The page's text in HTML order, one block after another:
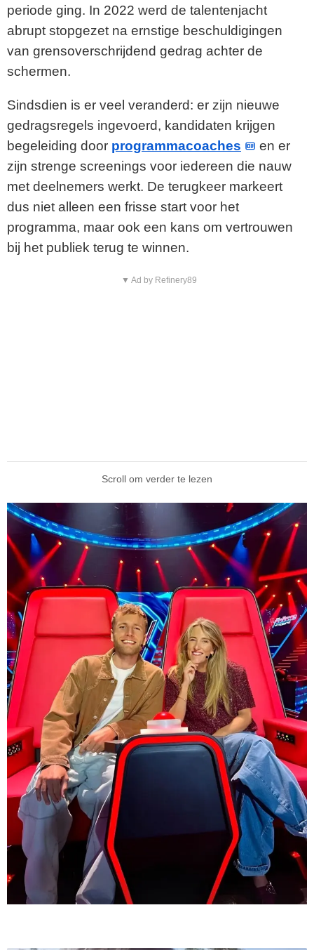
periode ging. In 2022 werd de talentenjacht
abrupt stopgezet na ernstige beschuldigingen
van grensoverschrijdend gedrag achter de
schermen.
Sindsdien is er veel veranderd: er zijn nieuwe
gedragsregels ingevoerd, kandidaten krijgen
begeleiding door programmacoaches
en er
zijn strenge screenings voor iedereen die nauw
met deelnemers werkt. De terugkeer markeert
dus niet alleen een frisse start voor het
programma, maar ook een kans om vertrouwen
bij het publiek terug te winnen.
▼ Ad by Refinery89
Scroll om verder te lezen